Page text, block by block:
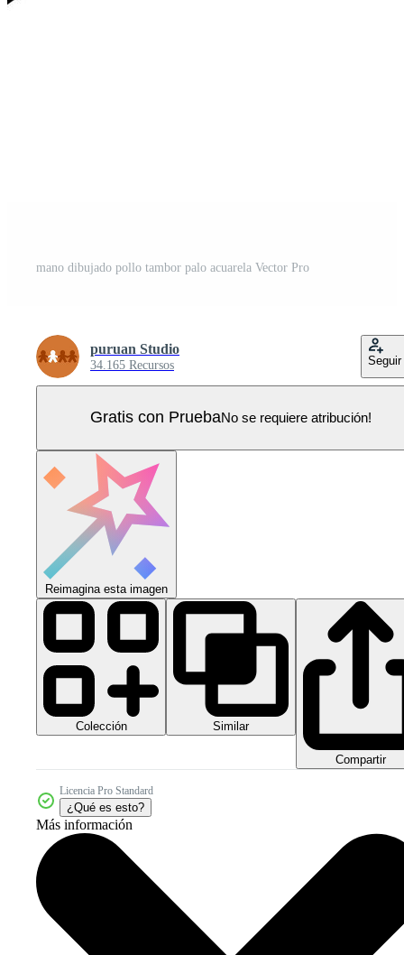
mano dibujado pollo tambor palo acuarela Vector Pro
puruan Studio
34.165 Recursos Seguir
Gratis con PruebaNo se requiere atribución!
Reimagina esta imagen
Colección Similar
Compartir
Licencia Pro Standard
¿Qué es esto?
Más información